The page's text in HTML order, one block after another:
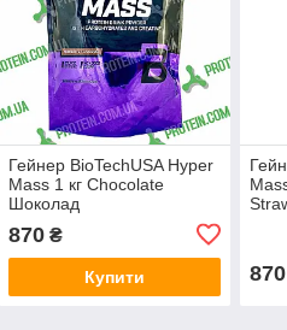
Гейнер BioTechUSA Hyper
Mass 1 кг Chocolate
Шоколад
870₴
Купити 870